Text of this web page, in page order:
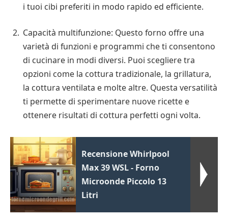
i tuoi cibi preferiti in modo rapido ed efficiente.
Capacità multifunzione: Questo forno offre una
varietà di funzioni e programmi che ti consentono
di cucinare in modi diversi. Puoi scegliere tra
opzioni come la cottura tradizionale, la grillatura,
la cottura ventilata e molte altre. Questa versatilità
ti permette di sperimentare nuove ricette e
ottenere risultati di cottura perfetti ogni volta.
Recensione Whirlpool
Max 39 WSL - Forno
Microonde Piccolo 13
Litri